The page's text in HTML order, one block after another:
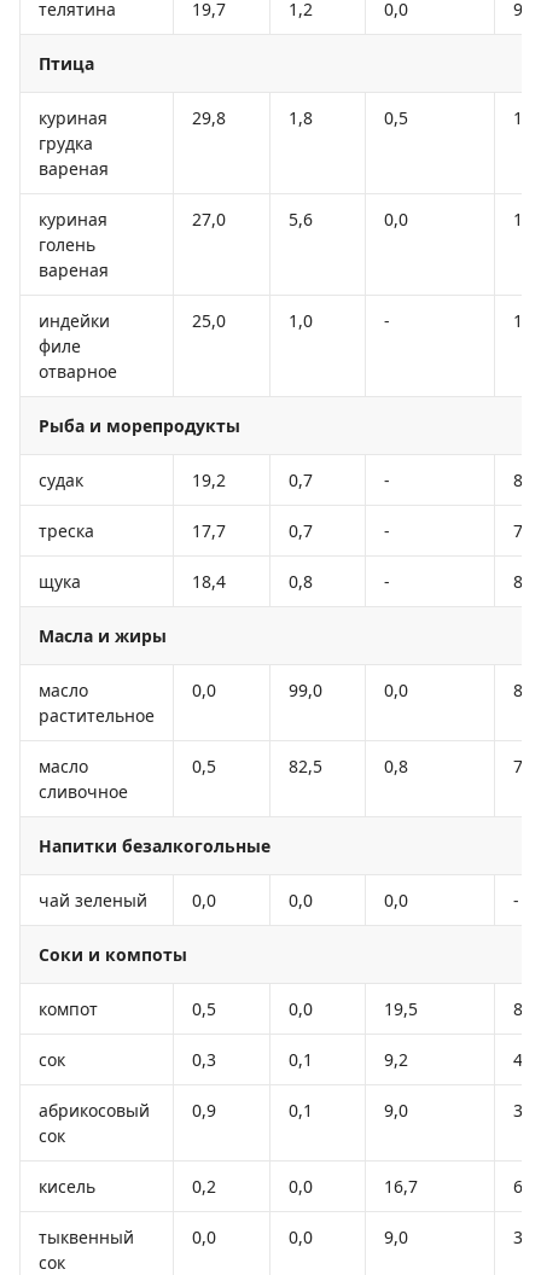
телятина 19,7 1,2 0,0 90
Птица
куриная
грудка
вареная
29,8 1,8 0,5 137
куриная
голень
вареная
27,0 5,6 0,0 158
индейки
филе
отварное
25,0 1,0 - 130
Рыба и морепродукты
судак 19,2 0,7 - 84
треска 17,7 0,7 - 78
щука 18,4 0,8 - 82
Масла и жиры
масло
растительное
0,0 99,0 0,0 899
масло
сливочное
0,5 82,5 0,8 748
Напитки безалкогольные
чай зеленый 0,0 0,0 0,0 -
Соки и компоты
компот 0,5 0,0 19,5 81
сок 0,3 0,1 9,2 40
абрикосовый
сок
0,9 0,1 9,0 38
кисель 0,2 0,0 16,7 68
тыквенный
сок
0,0 0,0 9,0 38